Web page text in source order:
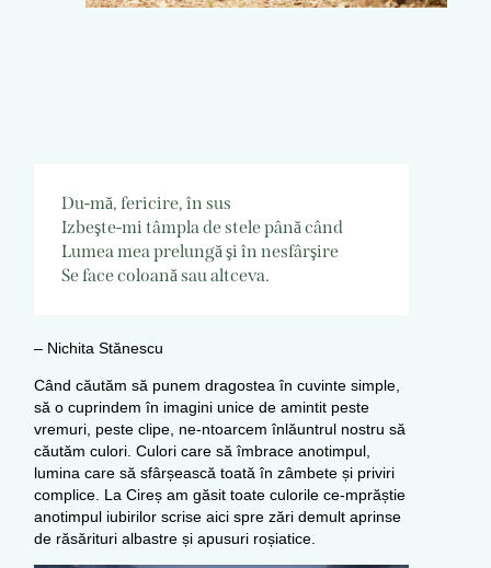
Du-mă, fericire, în sus
Izbeşte-mi tâmpla de stele până când
Lumea mea prelungă şi în nesfârşire
Se face coloană sau altceva.
– Nichita Stănescu
Când căutăm să punem dragostea în cuvinte simple,
să o cuprindem în imagini unice de amintit peste
vremuri, peste clipe, ne-ntoarcem înlăuntrul nostru să
căutăm culori. Culori care să îmbrace anotimpul,
lumina care să sfârșească toată în zâmbete și priviri
complice. La Cireș am găsit toate culorile ce-mprăștie
anotimpul iubirilor scrise aici spre zări demult aprinse
de răsărituri albastre și apusuri roșiatice.